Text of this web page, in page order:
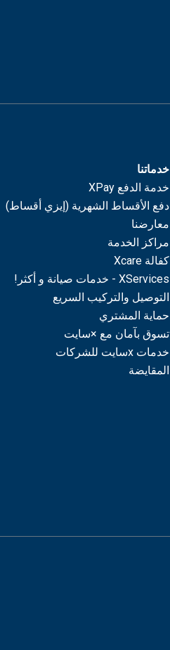
خدماتنا
خدمة الدفع XPay
دفع الأقساط الشهرية (إيزي أقساط)
معارضنا
مراكز الخدمة
كفالة Xcare
XServices - خدمات صيانة و أكثر!
التوصيل والتركيب السريع
حماية المشتري
تسوق بآمان مع ×سايت
خدمات xسايت للشركات
المقايضة